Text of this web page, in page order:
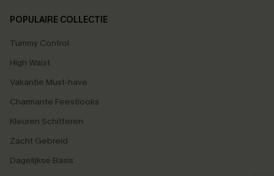
POPULAIRE COLLECTIE
Tummy Control
High Waist
Vakantie Must-have
Charmante Feestlooks
Kleuren Schitteren
Zacht Gebreid
Dagelijkse Basis